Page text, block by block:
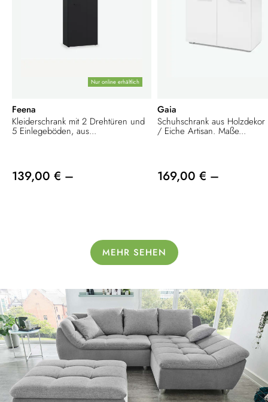
Nur online erhältlich
Feena
Kleiderschrank mit 2 Drehtüren und
5 Einlegeböden, aus...
139,00 € –
Gaia
Schuhschrank aus
/ Eiche Artisan. Maße...
169,00 € –
MEHR SEHEN